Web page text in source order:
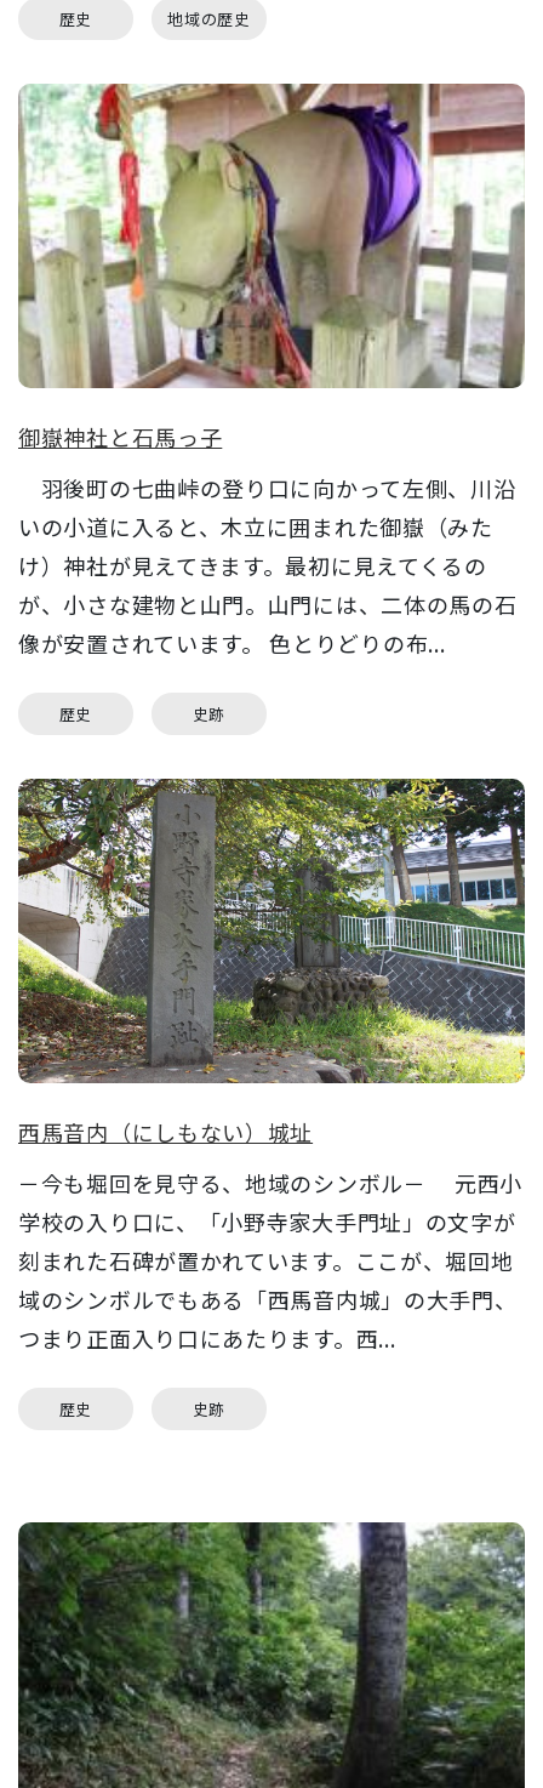
歴史 地域の歴史
御嶽神社と石馬っ子
羽後町の七曲峠の登り口に向かって左側、川沿
いの小道に入ると、木立に囲まれた御嶽（みた
け）神社が見えてきます。最初に見えてくるの
が、小さな建物と山門。山門には、二体の馬の石
像が安置されています。 色とりどりの布...
歴史 史跡
西馬音内（にしもない）城址
－今も堀回を見守る、地域のシンボル－ 元西小
学校の入り口に、「小野寺家大手門址」の文字が
刻まれた石碑が置かれています。ここが、堀回地
域のシンボルでもある「西馬音内城」の大手門、
つまり正面入り口にあたります。西...
歴史 史跡